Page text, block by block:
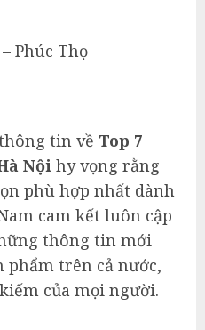
Phúc Thọ
tin về Top 7
Nội hy vọng rằng
phù hợp nhất dành
cam kết luôn cập
thông tin mới
phẩm trên cả nước,
của mọi người.